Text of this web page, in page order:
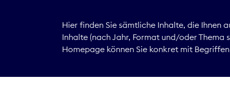
Service
Hier finden Sie sämtliche Inhalte, die Ihnen
Inhalte (nach Jahr, Format und/oder
Homepage können Sie konkret mit